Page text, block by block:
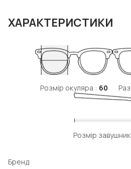
ХАРАКТЕРИСТИКИ
Розмір окуляра : 60
Розмір
Бренд